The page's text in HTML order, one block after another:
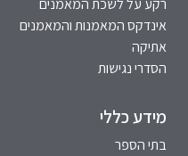
רקע על לשכת המאמנים
אינדקס המאמנות והמאמנים
אתיקה
הסדרי נגישות
מידע כללי
בתי הספר